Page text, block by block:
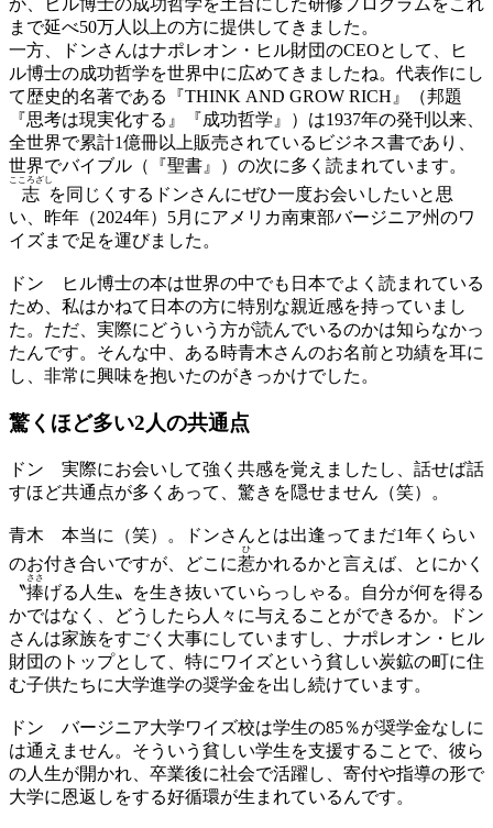
か、ヒル博士の成功哲学を土台にした研修プログラムをこれ
まで延べ50万人以上の方に提供してきました。
一方、ドンさんはナポレオン・ヒル財団のCEOとして、ヒ
ル博士の成功哲学を世界中に広めてきましたね。代表作にし
て歴史的名著である『THINK AND GROW RICH』（邦題
『思考は現実化する』『成功哲学』）は1937年の発刊以来、
全世界で累計1億冊以上販売されているビジネス書であり、
世界でバイブル（『聖書』）の次に多く読まれています。
志
こころざし
を同じくするドンさんにぜひ一度お会いしたいと思
い、昨年（2024年）5月にアメリカ南東部バージニア州のワ
イズまで足を運びました。
ドン ヒル博士の本は世界の中でも日本でよく読まれている
ため、私はかねて日本の方に特別な親近感を持っていまし
た。ただ、実際にどういう方が読んでいるのかは知らなかっ
たんです。そんな中、ある時青木さんのお名前と功績を耳に
し、非常に興味を抱いたのがきっかけでした。
驚くほど多い2人の共通点
ドン 実際にお会いして強く共感を覚えましたし、話せば話
すほど共通点が多くあって、驚きを隠せません（笑）。
青木 本当に（笑）。ドンさんとは出逢ってまだ1年くらい
のお付き合いですが、どこに惹
ひ
かれるかと言えば、とにかく
〝捧
ささ
げる人生〟を生き抜いていらっしゃる。自分が何を得る
かではなく、どうしたら人々に与えることができるか。ドン
さんは家族をすごく大事にしていますし、ナポレオン・ヒル
財団のトップとして、特にワイズという貧しい炭鉱の町に住
む子供たちに大学進学の奨学金を出し続けています。
ドン バージニア大学ワイズ校は学生の85％が奨学金なしに
は通えません。そういう貧しい学生を支援することで、彼ら
の人生が開かれ、卒業後に社会で活躍し、寄付や指導の形で
大学に恩返しをする好循環が生まれているんです。